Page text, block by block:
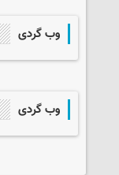
وب گردی
وب گردی